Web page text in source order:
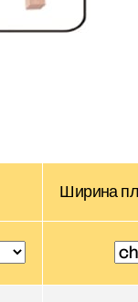
Ширина